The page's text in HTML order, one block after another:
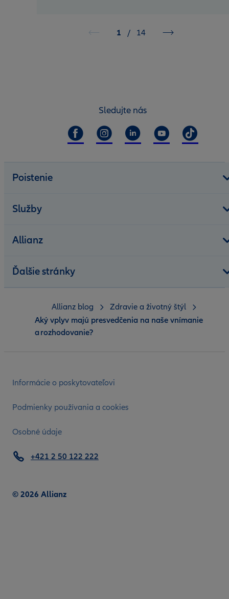
1 / 14
Sledujte nás
Poistenie
Služby
Allianz
Ďalšie stránky
Informácie o poskytovateľovi
Podmienky používania a cookies
Osobné údaje
© 2026 Allianz
+421 2 50 122 222
Allianz blog
Zdravie a životný štýl
Aký vplyv majú presvedčenia na naše vnímanie
a rozhodovanie?